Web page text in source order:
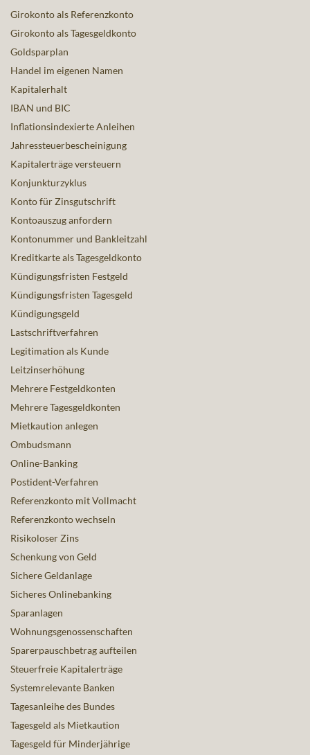
Girokonto als Referenzkonto
Girokonto als Tagesgeldkonto
Goldsparplan
Handel im eigenen Namen
Kapitalerhalt
IBAN und BIC
Inflationsindexierte Anleihen
Jahressteuerbescheinigung
Kapitalerträge versteuern
Konjunkturzyklus
Konto für Zinsgutschrift
Kontoauszug anfordern
Kontonummer und Bankleitzahl
Kreditkarte als Tagesgeldkonto
Kündigungsfristen Festgeld
Kündigungsfristen Tagesgeld
Kündigungsgeld
Lastschriftverfahren
Legitimation als Kunde
Leitzinserhöhung
Mehrere Festgeldkonten
Mehrere Tagesgeldkonten
Mietkaution anlegen
Ombudsmann
Online-Banking
Postident-Verfahren
Referenzkonto mit Vollmacht
Referenzkonto wechseln
Risikoloser Zins
Schenkung von Geld
Sichere Geldanlage
Sicheres Onlinebanking
Sparanlagen
Wohnungsgenossenschaften
Sparerpauschbetrag aufteilen
Steuerfreie Kapitalerträge
Systemrelevante Banken
Tagesanleihe des Bundes
Tagesgeld als Mietkaution
Tagesgeld für Minderjährige